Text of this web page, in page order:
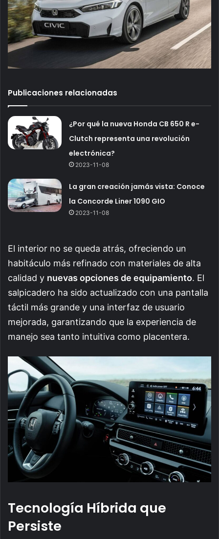
Publicaciones relacionadas
¿Por qué la nueva Honda CB 650 R e-
Clutch representa una revolución
electrónica?
2023-11-08
La gran creación jamás vista: Conoce
la Concorde Liner 1090 GIO
2023-11-08
El interior no se queda atrás, ofreciendo un
habitáculo más refinado con materiales de alta
calidad y nuevas opciones de equipamiento. El
salpicadero ha sido actualizado con una pantalla
táctil más grande y una interfaz de usuario
mejorada, garantizando que la experiencia de
manejo sea tanto intuitiva como placentera.
Tecnología Híbrida que
Persiste